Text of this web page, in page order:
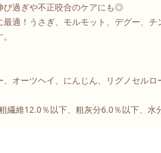
び過ぎや不正咬合のケアにも◎
適！うさぎ、モルモット、デグー、チ
オーツヘイ、にんじん、リグノセル
繊維12.0％以下、粗灰分6.0％以下、水